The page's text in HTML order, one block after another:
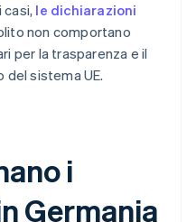
casi, le dichiarazioni
non comportano
per la trasparenza e il
sistema UE.
i
Germania